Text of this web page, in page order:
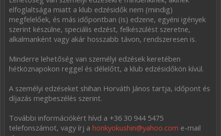
elfoglaltsága miatt a klub edzésidők nem (mindig)
megfelelőek, és más időpontban (is) edzene, egyéni igények
szerint készülne, speciális edzést, felkészülést szeretne,
alkalmanként vagy akár hosszabb távon, rendszeresen is.
Minderre lehetőség van személyi edzések keretében
hétköznapokon reggel és délelőtt, a klub edzésidőkön kívül.
A személyi edzéseket shihan Horváth János tartja, időpont és
díjazás megbeszélés szerint.
További információkért hívd a +36 30 944 5475
telefonszámot, vagy írj a honkyokushin@yahoo.com e-mail